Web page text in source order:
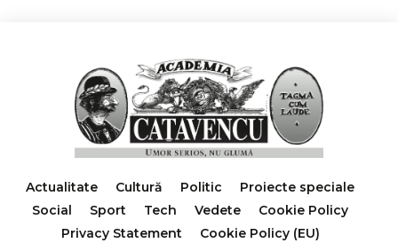
Actualitate Cultură Politic
Proiecte speciale
Social
Sport Tech Vedete
Cookie Policy
Privacy Statement
Cookie Policy (EU)